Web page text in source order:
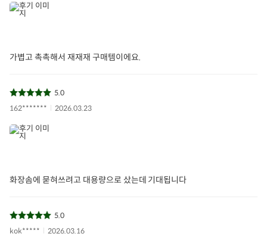
가볍고 촉촉해서 재재재 구매템이에요.
5.0
162*******
2026.03.23
화장솜에 묻혀쓰려고 대용량으로 샀는데 기대됩니다
5.0
kok*****
2026.03.16